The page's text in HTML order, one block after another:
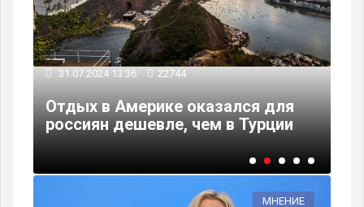
31.07.2024 13:36 22744
Отдых в Америке оказался для
россиян дешевле, чем в Турции
МНЕНИЕ